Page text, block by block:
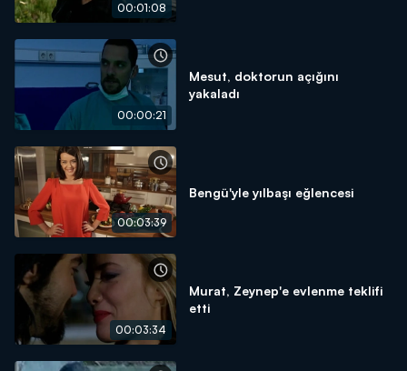
00:01:08
00:00:21
Mesut, doktorun açığını
yakaladı
00:03:39
Bengü'yle yılbaşı eğlencesi
00:03:34
Murat, Zeynep'e evlenme teklifi
etti